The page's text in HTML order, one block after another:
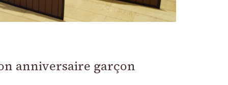
anniversaire garçon